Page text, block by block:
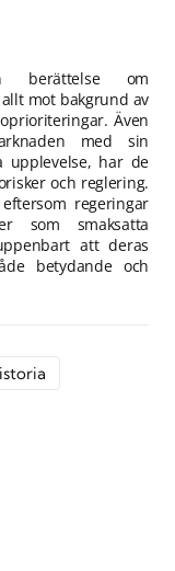
berättelse om
mot bakgrund av
Även
med sin
upplevelse, har de
och reglering.
regeringar
som smaksatta
att deras
betydande och